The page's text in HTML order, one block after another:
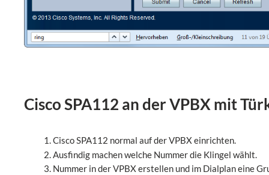
Cisco SPA112 an der VPBX mit
Cisco SPA112 normal auf der VPBX einrichten.
Ausfindig machen welche Nummer die Klingel wählt.
Nummer in der VPBX erstellen und im Dialplan eine